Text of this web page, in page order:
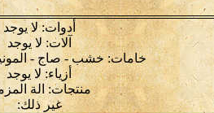
أدوات: لا يوجد
آلات: لا يوجد
خامات: خشب - صاج -
أزياء: لا يوجد
منتجات: الة
غير ذلك: